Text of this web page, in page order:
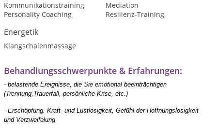
Kommunikationstraining
Mediation
Personality Coaching
Resilienz-Training
Energetik
Klangschalenmassage
Behandlungsschwerpunkte & Erfahrungen:
- belastende Ereignisse, die Sie emotional beeinträchtigen
(Trennung,Trauerfall, persönliche Krise, etc.)
- Erschöpfung, Kraft- und Lustlosigkeit, Gefühl der Hoffnungslosigkeit
und Verzweifelung